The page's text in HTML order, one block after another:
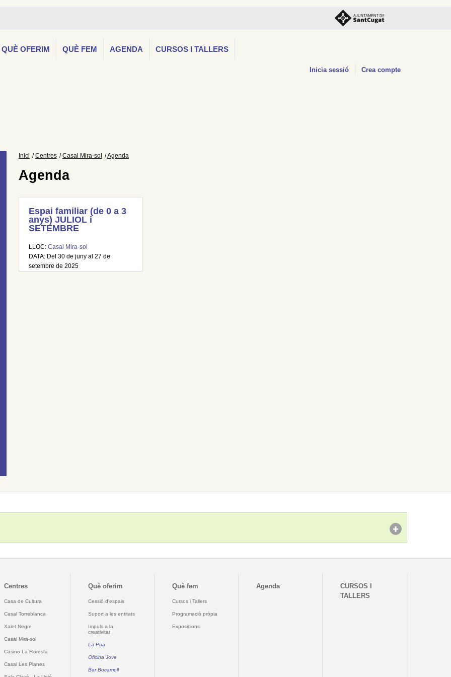
QUÈ OFERIM QUÈ FEM AGENDA CURSOS I TALLERS
Inicia sessió Crea compte
Inici Centres Casal Mira-sol Agenda
Agenda
Espai familiar (de 0 a 3
anys) JULIOL i
SETEMBRE
LLOC: Casal Mira-sol
DATA: Del 30 de juny al 27 de
setembre de 2025
Centres
Casa de Cultura
Casal Torreblanca
Xalet Negre
Casal Mira-sol
Casino La Floresta
Casal Les Planes
Què oferim
Cessió d'espais
Suport a les entitats
Impuls a la
creativitat
La Pua
Oficina Jove
Bar Bocamoll
Què fem
Cursos i Tallers
Programació pròpia
Exposicions
Agenda
CURSOS I
TALLERS